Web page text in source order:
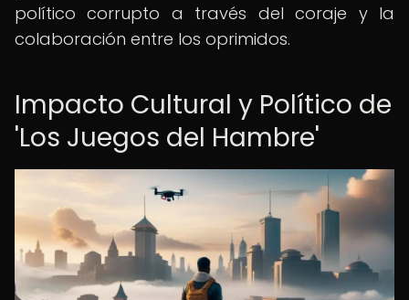
político corrupto a través del coraje y la
colaboración entre los oprimidos.
Impacto Cultural y Político de
'Los Juegos del Hambre'